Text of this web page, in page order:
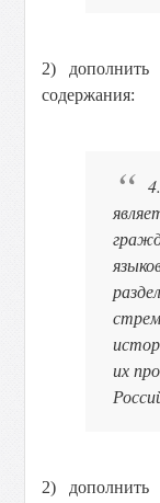
2)
содержания:
их
2)